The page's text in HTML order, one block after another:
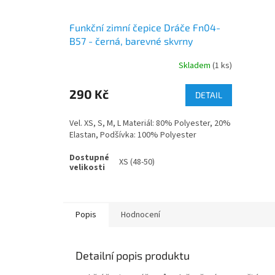
Funkční zimní čepice Dráče Fn04-
B57 - černá, barevné skvrny
Skladem (1 ks)
290 Kč DETAIL
Vel. XS, S, M, L Materiál: 80% Polyester, 20%
Elastan, Podšívka: 100% Polyester
XS (48-50)
Popis Hodnocení
Detailní popis produktu